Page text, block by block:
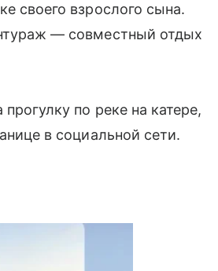
своего взрослого сына.
— совместный отдых
по реке на катере,
в социальной сети.